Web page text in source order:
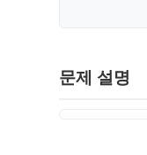
문제 설명